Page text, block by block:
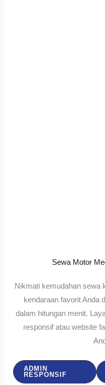
Sewa Motor
Nikmati kemudahan sewa
kendaraan favorit Anda
dalam hitungan menit.
responsif atau website
ADMIN
RESPONSIF